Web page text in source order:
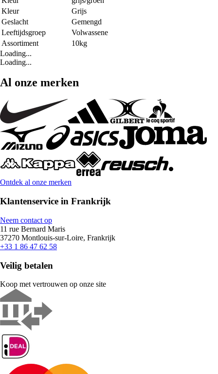
Kleur
Grijs
Geslacht
Gemengd
Leeftijdsgroep
Volwassene
Assortiment
10kg
Loading...
Loading...
Al onze merken
Ontdek al onze merken
Klantenservice in Frankrijk
Neem contact op
11 rue Bernard Maris
37270 Montlouis-sur-Loire, Frankrijk
+33 1 86 47 62 58
Veilig betalen
Koop met vertrouwen op onze site